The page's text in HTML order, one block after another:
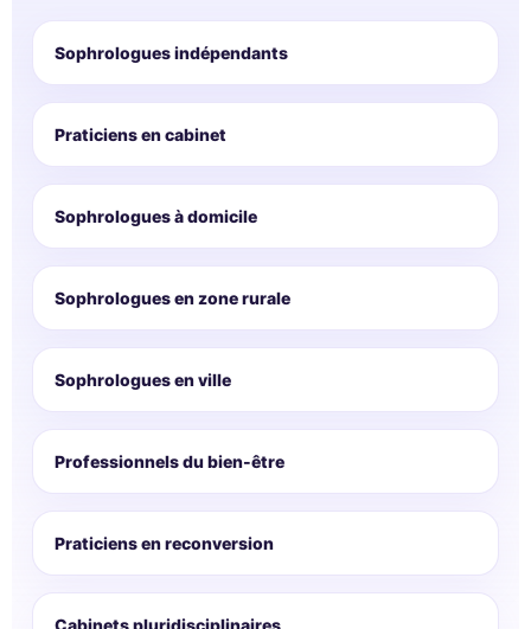
Sophrologues indépendants
Praticiens en cabinet
Sophrologues à domicile
Sophrologues en zone rurale
Sophrologues en ville
Professionnels du bien-être
Praticiens en reconversion
Cabinets pluridisciplinaires